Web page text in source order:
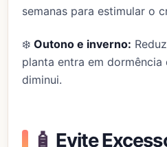
semanas para estimular o
❄️ Outono e inverno:
planta entra em dormência
diminui.
🧴 Evite